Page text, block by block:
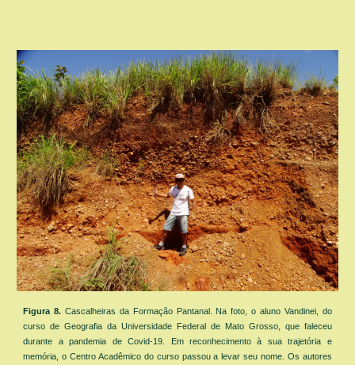
Figura8.Cascalheiras da Formação Pantanal. Na foto, o aluno Vandinei, do
curso de Geografia da Universidade Federal de Mato Grosso, que faleceu
durante a pandemia de Covid-19. Em reconhecimento à sua trajetória e
memória, o Centro Acadêmico do curso passou a levar seu nome. Os autores